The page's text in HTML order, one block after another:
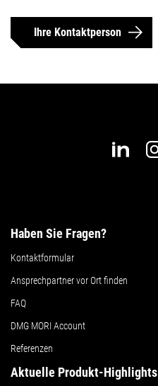
Ihre Kontaktperson
Haben Sie Fragen?
Kontaktformular
Ansprechpartner vor Ort finden
FAQ
DMG MORI Account
Referenzen
Aktuelle Produkt-Highlights